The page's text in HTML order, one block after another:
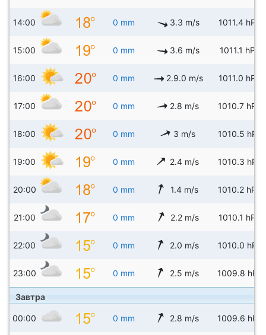
14:00 0 mm 3.3 m/s 1011.4 hPa
15:00 0 mm 3.6 m/s 1011.1 hPa
16:00 0 mm 2.9.0 m/s 1011.0 hPa
17:00 0 mm 2.8 m/s 1010.7 hPa
18:00 0 mm 3 m/s 1010.5 hPa
19:00 0 mm 2.4 m/s 1010.3 hPa
20:00 0 mm 1.4 m/s 1010.2 hPa
21:00 0 mm 2.2 m/s 1010.1 hPa
22:00 0 mm 2.0 m/s 1010.0 hPa
23:00 0 mm 2.5 m/s 1009.8 hPa
Завтра
00:00 0 mm 2.8 m/s 1009.6 hPa